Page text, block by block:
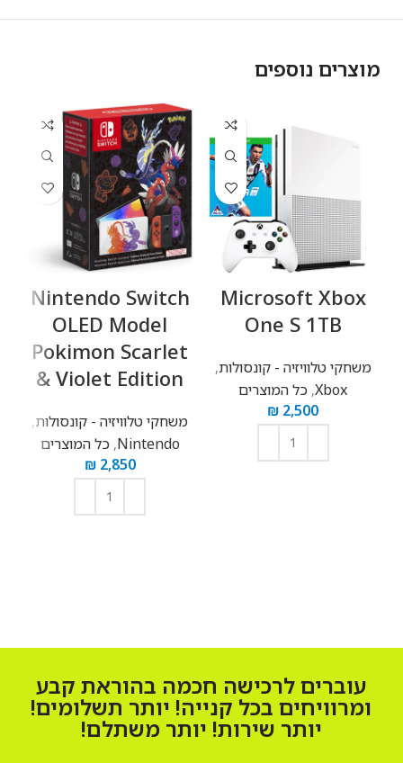
מוצרים נוספים
Microsoft Xbox
One S 1TB
משחקי טלוויזיה - קונסולות,
Xbox
,כל המוצרים
₪ 2,500
Nintendo Switch
OLED Model
Pokimon Scarlet
& Violet Edition
משחקי טלוויזיה - קונסולות,
Nintendo
,כל המוצרים
₪2,850
עוברים לרכישה חכמה בהוראת קבע
ומרוויחים בכל קנייה! יותר תשלומים!
יותר שירות! יותר משתלם!